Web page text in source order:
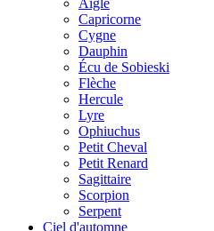
Aigle
Capricorne
Cygne
Dauphin
Écu de Sobieski
Flèche
Hercule
Lyre
Ophiuchus
Petit Cheval
Petit Renard
Sagittaire
Scorpion
Serpent
Ciel d'automne